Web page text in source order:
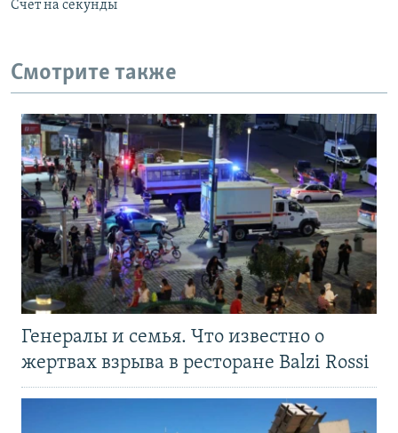
Счет на секунды
Смотрите также
Генералы и семья. Что известно о
жертвах взрыва в ресторане Balzi Rossi